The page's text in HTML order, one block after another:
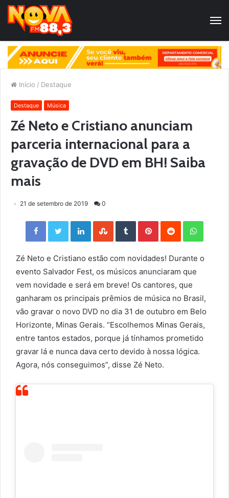
Início / Destaque
Destaque Música
Zé Neto e Cristiano anunciam
parceria internacional para a
gravação de DVD em BH! Saiba
mais
21 de setembro de 2019 0
Facebook Twitter LinkedIn StumbleUpon Tumblr Pinterest Reddit
Zé Neto e Cristiano estão com novidades! Durante o
evento Salvador Fest, os músicos anunciaram que
vem novidade e será em breve! Os cantores, que
ganharam os principais prêmios de música no Brasil,
vão gravar o novo DVD no dia 31 de outubro em Belo
Horizonte, Minas Gerais. “Escolhemos Minas Gerais,
entre tantos estados, porque já tínhamos prometido
gravar lá e nunca dava certo devido à nossa lógica.
Agora, nós conseguimos”, disse Zé Neto.